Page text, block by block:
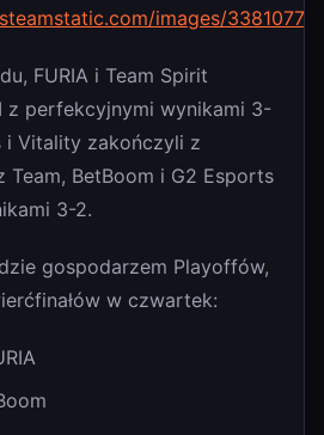
images/
FURIA i Team Spirit
z perfekcyjnymi wynikami 3-
i Vitality zakończyli z
Team, BetBoom i G2 Esports
3-2.
gospodarzem Playoffów,
w czwartek: